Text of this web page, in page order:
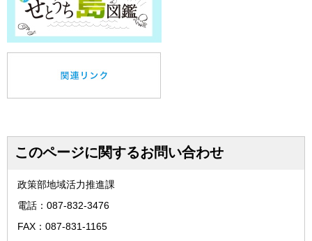
このページに関するお問い合わせ
政策部地域活力推進課
電話：087-832-3476
FAX：087-831-1165